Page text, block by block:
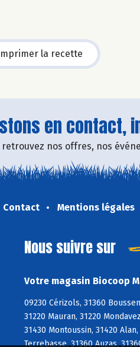
la recette
en contact,
retrouvez nos offres, nos
Contact Mentions légales
Nous suivre sur
Votre magasin Biocoop
09230 Cérizols, 31360
31220 Mauran, 31220
31430 Montoussin, 31420
Terrebasse, 31360 Auzas,